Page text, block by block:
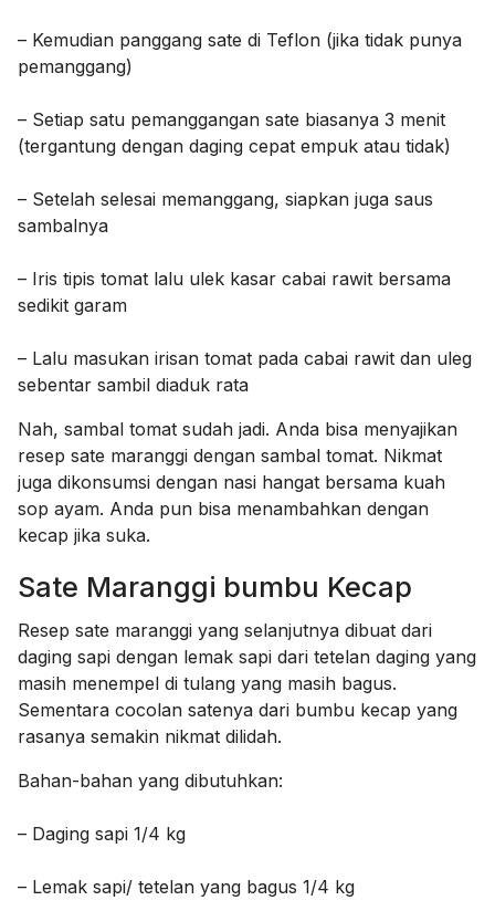
– Kemudian panggang sate di Teflon (jika tidak punya
pemanggang)
– Setiap satu pemanggangan sate biasanya 3 menit
(tergantung dengan daging cepat empuk atau tidak)
– Setelah selesai memanggang, siapkan juga saus
sambalnya
– Iris tipis tomat lalu ulek kasar cabai rawit bersama
sedikit garam
– Lalu masukan irisan tomat pada cabai rawit dan uleg
sebentar sambil diaduk rata
Nah, sambal tomat sudah jadi. Anda bisa menyajikan
resep sate maranggi dengan sambal tomat. Nikmat
juga dikonsumsi dengan nasi hangat bersama kuah
sop ayam. Anda pun bisa menambahkan dengan
kecap jika suka.
Sate Maranggi bumbu Kecap
Resep sate maranggi yang selanjutnya dibuat dari
daging sapi dengan lemak sapi dari tetelan daging yang
masih menempel di tulang yang masih bagus.
Sementara cocolan satenya dari bumbu kecap yang
rasanya semakin nikmat dilidah.
Bahan-bahan yang dibutuhkan:
– Daging sapi 1/4 kg
– Lemak sapi/ tetelan yang bagus 1/4 kg